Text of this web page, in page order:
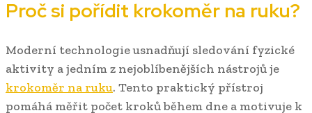
Proč si pořídit krokoměr na ruku?
Moderní technologie usnadňují sledování fyzické
aktivity a jedním z nejoblíbenějších nástrojů je
krokoměr na ruku. Tento praktický přístroj
pomáhá měřit počet kroků během dne a motivuje k